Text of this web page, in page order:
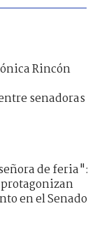
Rincón
senadoras
de feria":
en el Senado